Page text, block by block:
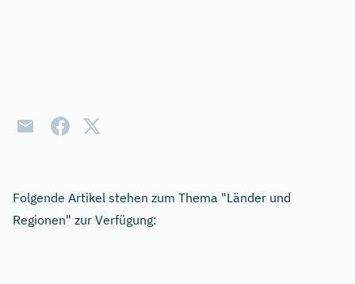
Folgende Artikel stehen zum Thema "Länder und
Regionen" zur Verfügung: